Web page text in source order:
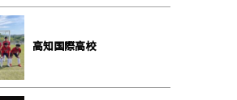
高知国際高校